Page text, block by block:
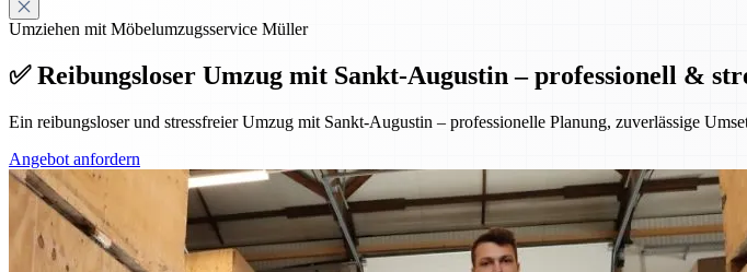
Umziehen mit Möbelumzugsservice Müller
✅ Reibungsloser Umzug mit Sankt-Augustin – professionell &
Ein reibungsloser und stressfreier Umzug mit Sankt-Augustin – professionelle Planung, zuverlässige
Angebot anfordern